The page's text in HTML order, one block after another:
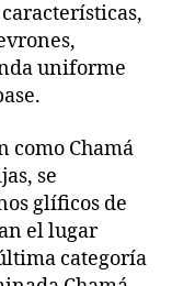
uniforme
como Chamá
se
glíficos de
el lugar
categoría